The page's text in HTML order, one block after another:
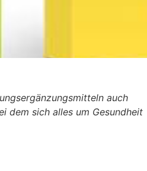
auch
dem sich alles um Gesundheit